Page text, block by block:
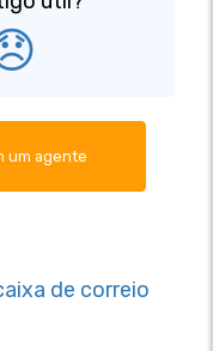
um agente
de correio